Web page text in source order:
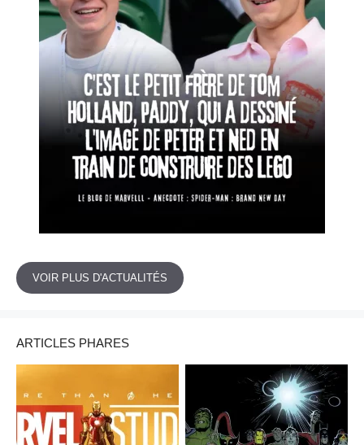
VOIR PLUS D'ACTUALITÉS
ARTICLES PHARES